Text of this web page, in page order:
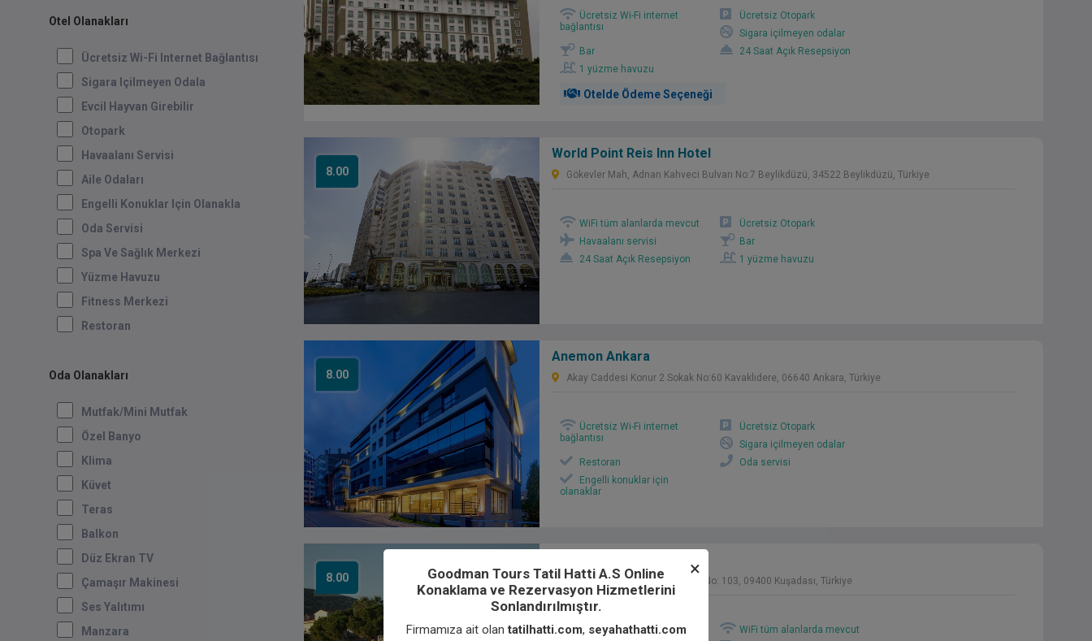
Otel Olanakları
Ücretsiz Wi-Fi Internet Bağlantısı
Sigara Içilmeyen Odala
Evcil Hayvan Girebilir
Otopark
Havaalanı Servisi
Aile Odaları
Engelli Konuklar Için Olanakla
Oda Servisi
Spa Ve Sağlık Merkezi
Yüzme Havuzu
Fitness Merkezi
Restoran
Oda Olanakları
Mutfak/mini Mutfak
Özel Banyo
Klima
Küvet
Teras
Balkon
Düz Ekran TV
Çamaşır Makinesi
Ses Yalıtımı
Manzara
Ücretsiz Wi-Fi internet
bağlantısı
Ücretsiz Otopark
Sigara içilmeyen odalar
Bar
24 Saat Açık Resepsiyon
1 yüzme havuzu
Otelde Ödeme Seçeneği
8.00
World Point Reis Inn Hotel
Gökevler Mah, Adnan Kahveci Bulvarı No:7 Beylikdüzü, 34522 Beylikdüzü, Türkiye
WiFi tüm alanlarda mevcut
Ücretsiz Otopark
Havaalanı servisi
Bar
24 Saat Açık Resepsiyon
1 yüzme havuzu
8.00
Anemon Ankara
Akay Caddesi Konur 2 Sokak No:60 Kavaklıdere, 06640 Ankara, Türkiye
Ücretsiz Wi-Fi internet
bağlantısı
Ücretsiz Otopark
Sigara içilmeyen odalar
Restoran
Oda servisi
Engelli konuklar için
olanaklar
8.00 Yavansu Mah. Esin Engin Cad. No: 103, 09400 Kuşadası, Türkiye
Yüzme Havuzu
WiFi tüm alanlarda mevcut
×
Goodman Tours Tatil Hatti A.S Online
Konaklama ve Rezervasyon Hizmetlerini
Sonlandırılmıştır.
Firmamıza ait olantatilhatti.com, seyahathatti.com